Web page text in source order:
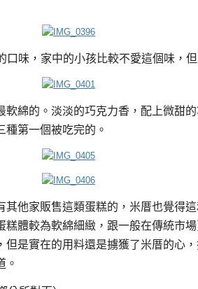
味，家中的小孩比較不愛這個味，
軟綿的。淡淡的巧克力香，配上微甜
種第一個被吃完的。
他家販售這類蛋糕的，米厝也覺得
糕體較為軟綿細緻，跟一般在傳統市
但是實在的用料還是擄獲了米厝的心
。